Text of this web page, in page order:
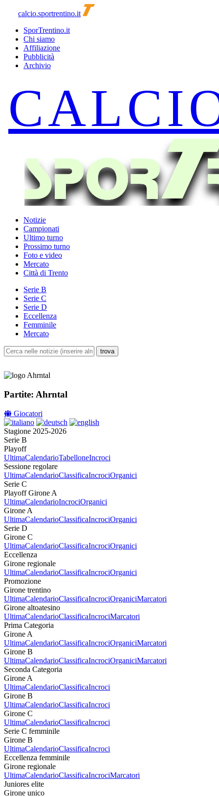
calcio.sportrentino.it
SporTrentino.it
Chi siamo
Affiliazione
Pubblicità
Archivio
Notizie
Campionati
Ultimo turno
Prossimo turno
Foto e video
Mercato
Città di Trento
Serie B
Serie C
Serie D
Eccellenza
Femminile
Mercato
Partite: Ahrntal
Giocatori
Stagione 2025-2026
Serie B
Playoff
UltimaCalendarioTabelloneIncroci
Sessione regolare
UltimaCalendarioClassificaIncrociOrganici
Serie C
Playoff Girone A
UltimaCalendarioIncrociOrganici
Girone A
UltimaCalendarioClassificaIncrociOrganici
Serie D
Girone C
UltimaCalendarioClassificaIncrociOrganici
Eccellenza
Girone regionale
UltimaCalendarioClassificaIncrociOrganici
Promozione
Girone trentino
UltimaCalendarioClassificaIncrociOrganiciMarcatori
Girone altoatesino
UltimaCalendarioClassificaIncrociMarcatori
Prima Categoria
Girone A
UltimaCalendarioClassificaIncrociOrganiciMarcatori
Girone B
UltimaCalendarioClassificaIncrociOrganiciMarcatori
Seconda Categoria
Girone A
UltimaCalendarioClassificaIncroci
Girone B
UltimaCalendarioClassificaIncroci
Girone C
UltimaCalendarioClassificaIncroci
Serie C femminile
Girone B
UltimaCalendarioClassificaIncroci
Eccellenza femminile
Girone regionale
UltimaCalendarioClassificaIncrociMarcatori
Juniores elite
Girone unico